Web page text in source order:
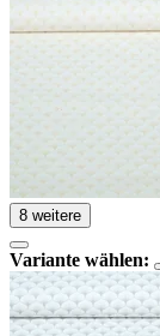
8 weitere
Variante wählen: